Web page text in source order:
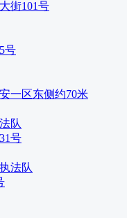
街101号
号
一区东侧约70米
队
号
法队